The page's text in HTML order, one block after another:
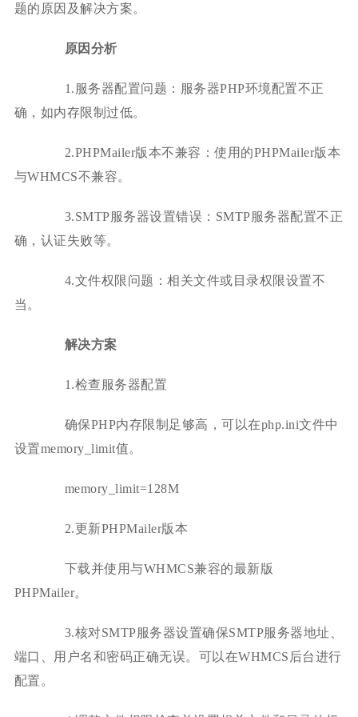
题的原因及解决方案。
原因分析
1.服务器配置问题：服务器PHP环境配置不正
确，如内存限制过低。
2.PHPMailer版本不兼容：使用的PHPMailer版本
与WHMCS不兼容。
3.SMTP服务器设置错误：SMTP服务器配置不正
确，认证失败等。
4.文件权限问题：相关文件或目录权限设置不
当。
解决方案
1.检查服务器配置
确保PHP内存限制足够高，可以在php.ini文件中
设置memory_limit值。
memory_limit=128M
2.更新PHPMailer版本
下载并使用与WHMCS兼容的最新版
PHPMailer。
3.核对SMTP服务器设置确保SMTP服务器地址、
端口、用户名和密码正确无误。可以在WHMCS后台进行
配置。